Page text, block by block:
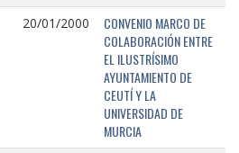
20/01/2000
CONVENIO MARCO DE
COLABORACIÓN ENTRE
EL ILUSTRÍSIMO
AYUNTAMIENTO DE
CEUTÍ Y LA
UNIVERSIDAD DE
MURCIA